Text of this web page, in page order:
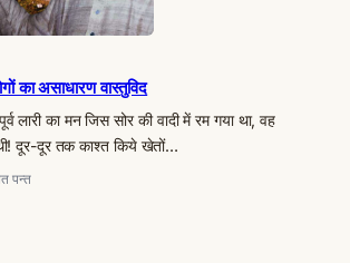
का असाधारण वास्तुविद
लारी का मन जिस सोर की वादी में रम गया था, वह
दूर-दूर तक काश्त किये खेतों…
पन्त